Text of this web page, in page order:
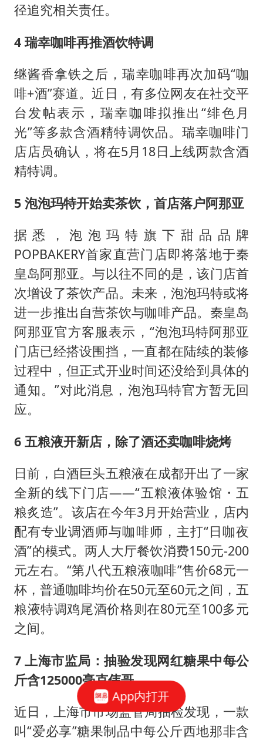
径追究相关责任。
4 瑞幸咖啡再推酒饮特调
继酱香拿铁之后，瑞幸咖啡再次加码“咖
啡+酒”赛道。近日，有多位网友在社交平
台发帖表示，瑞幸咖啡拟推出“绯色月
光”等多款含酒精特调饮品。瑞幸咖啡门
店店员确认，将在5月18日上线两款含酒
精特调。
5 泡泡玛特开始卖茶饮，首店落户阿那亚
据悉，泡泡玛特旗下甜品品牌
POPBAKERY首家直营门店即将落地于秦
皇岛阿那亚。与以往不同的是，该门店首
次增设了茶饮产品。未来，泡泡玛特或将
进一步推出自营茶饮与咖啡产品。秦皇岛
阿那亚官方客服表示，“泡泡玛特阿那亚
门店已经搭设围挡，一直都在陆续的装修
过程中，但正式开业时间还没给到具体的
通知。”对此消息，泡泡玛特官方暂无回
应。
6 五粮液开新店，除了酒还卖咖啡烧烤
日前，白酒巨头五粮液在成都开出了一家
全新的线下门店——“五粮液体验馆・五
粮炙造”。该店在今年3月开始营业，店内
配有专业调酒师与咖啡师，主打“日咖夜
酒”的模式。两人大厅餐饮消费150元-200
元左右。“第八代五粮液咖啡”售价68元一
杯，普通咖啡均价在50元至60元之间，五
粮液特调鸡尾酒价格则在80元至100多元
之间。
7 上海市监局：抽验发现网红糖果中每公
斤含125000毫克伟哥
近日，上海市市场监管局抽检发现，一款
叫“爱必享”糖果制品中每公斤西地那非含
App内打开